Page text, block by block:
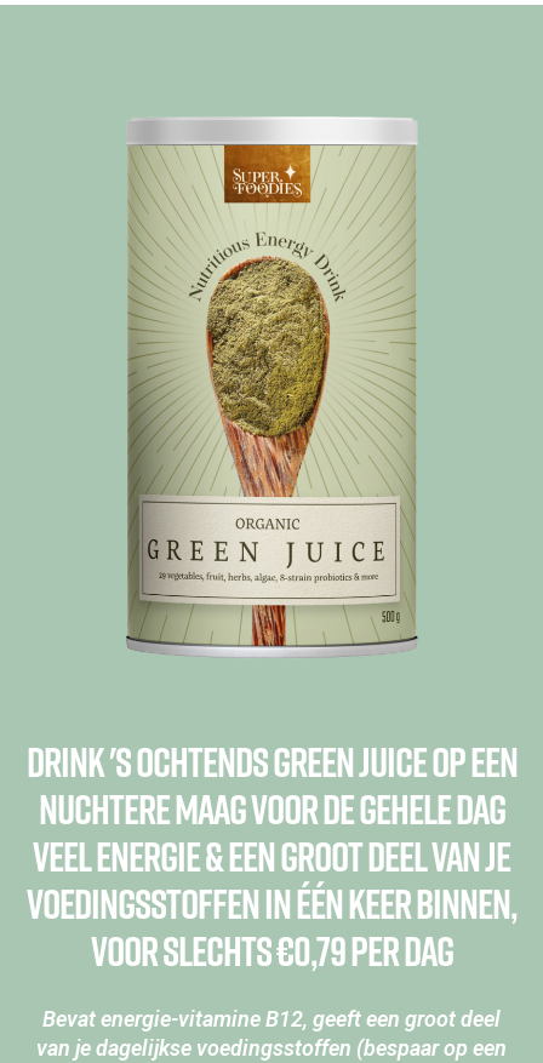
Drink 's ochtends Green Juice op een
nuchtere maag voor de gehele dag
veel energie & een groot deel van je
voedingsstoffen in één keer binnen,
voor slechts €0,79 per dag
Bevat energie-vitamine B12, geeft een groot deel
van je dagelijkse voedingsstoffen (bespaar op een